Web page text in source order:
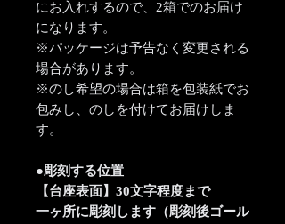
にお入れするので、2箱でのお届け
になります。
※パッケージは予告なく変更される
場合があります。
※のし希望の場合は箱を包装紙でお
包みし、のしを付けてお届けしま
す。
●彫刻する位置
【台座表面】30文字程度まで
一ヶ所に彫刻します（彫刻後ゴール